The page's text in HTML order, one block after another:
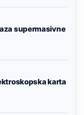
supermasivne
karta